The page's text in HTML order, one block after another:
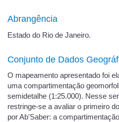
Abrangência
Estado do Rio de Janeiro.
Conjunto de Dados
O mapeamento apresentado foi
uma compartimentação
semidetalhe (1:25.000). Nesse
restringe-se a avaliar o primeiro
por Ab'Saber: a